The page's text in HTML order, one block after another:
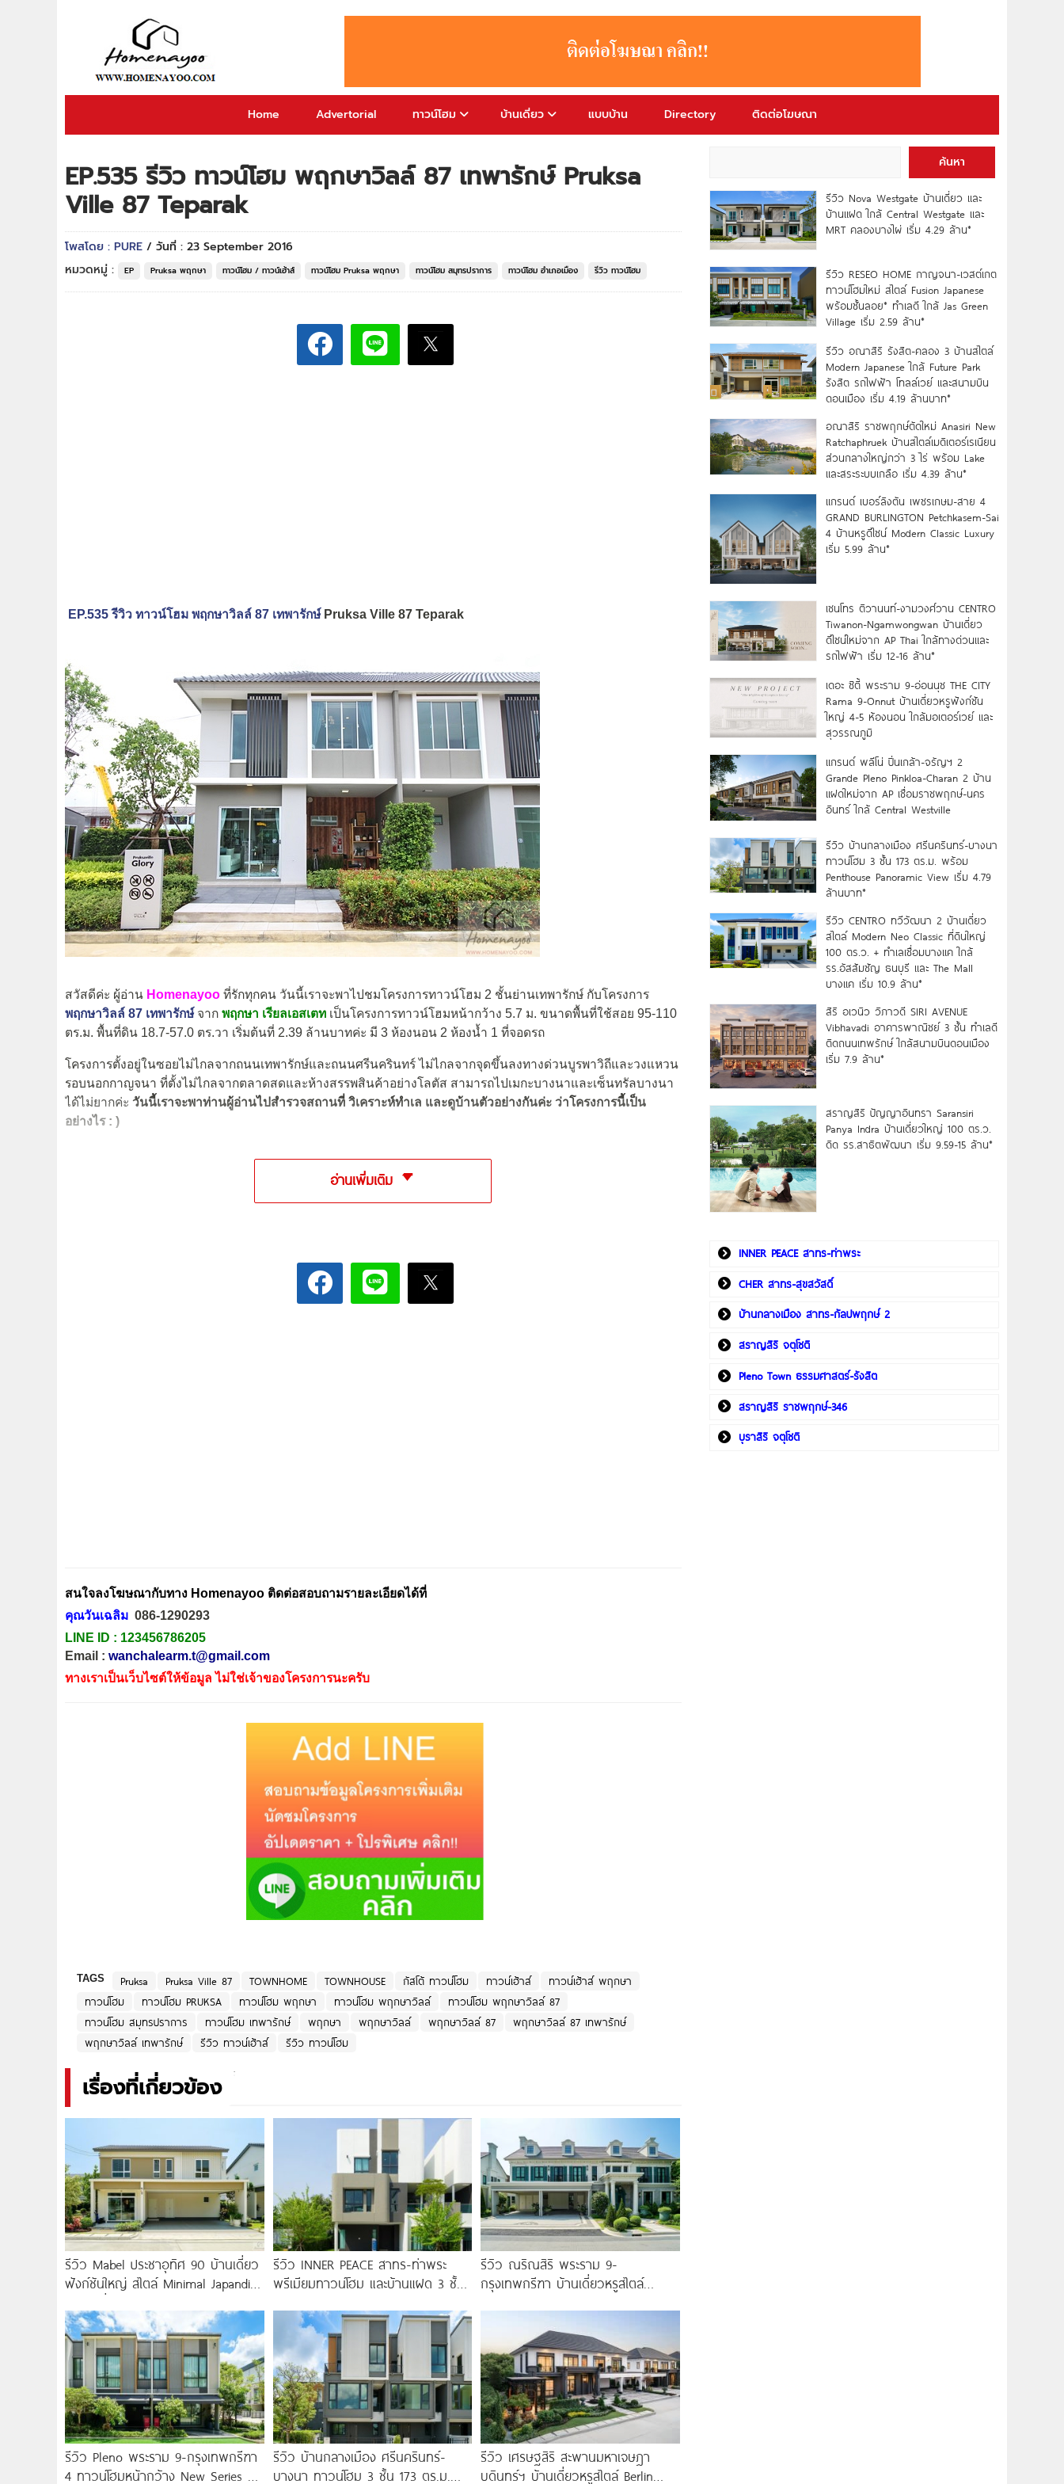
Home Advertorial ทาวน์โฮม บ้านเดี่ยว แบบบ้าน Directory ติดต่อโฆษณา
EP.535 รีวิว ทาวน์โฮม พฤกษาวิลล์ 87 เทพารักษ์ Pruksa
Ville 87 Teparak
โพสโดย : PURE / วันที่ : 23 September 2016
หมวดหมู่ :
EP Pruksa พฤกษา ทาวน์โฮม / ทาวน์เฮ้าส์ ทาวน์โฮม Pruksa พฤกษา ทาวน์โฮม สมุทรปราการ ทาวน์โฮม อำเภอเมือง รีวิว ทาวน์โฮม
EP.535 รีวิว ทาวน์โฮม พฤกษาวิลล์ 87 เทพารักษ์Pruksa Ville 87 Teparak
สวัสดีค่ะ ผู้อ่าน Homenayoo ที่รักทุกคน วันนี้เราจะพาไปชมโครงการทาวน์โฮม 2 ชั้นย่านเทพารักษ์ กับโครงการ
พฤกษาวิลล์ 87 เทพารักษ์จาก พฤกษา เรียลเอสเตท เป็นโครงการทาวน์โฮมหน้ากว้าง 5.7 ม. ขนาดพื้นที่ใช้สอย 95-110
ตร.ม. พื้นที่ดิน 18.7-57.0 ตร.วา เริ่มต้นที่ 2.39 ล้านบาทค่ะ มี 3 ห้องนอน 2 ห้องน้ำ 1 ที่จอดรถ
โครงการตั้งอยู่ในซอยไม่ไกลจากถนนเทพารักษ์และถนนศรีนครินทร์ ไม่ไกลจากจุดขึ้นลงทางด่วนบูรพาวิถีและวงแหวน
รอบนอกกาญจนา ที่ตั้งไม่ไกลจากตลาดสดและห้างสรรพสินค้าอย่างโลตัส สามารถไปเมกะบางนาและเซ็นทรัลบางนา
ได้ไม่ยากค่ะ วันนี้เราจะพาท่านผู้อ่านไปสำรวจสถานที่ วิเคราะห์ทำเล และดูบ้านตัวอย่างกันค่ะ ว่าโครงการนี้เป็น
อย่างไร : )
อ่านเพิ่มเติม
สนใจลงโฆษณากับทาง Homenayoo ติดต่อสอบถามรายละเอียดได้ที่
คุณวันเฉลิม 086-1290293
LINE ID : 123456786205
Email : wanchalearm.t@gmail.com
ทางเราเป็นเว็บไซต์ให้ข้อมูล ไม่ใช่เจ้าของโครงการนะครับ
TAGS Pruksa Pruksa Ville 87 TOWNHOME TOWNHOUSE กัสโต้ ทาวน์โฮม ทาวน์เฮ้าส์
ทาวน์เฮ้าส์ พฤกษา
ทาวน์โฮม
ทาวน์โฮม PRUKSA ทาวน์โฮม พฤกษา ทาวน์โฮม พฤกษาวิลล์
ทาวน์โฮม พฤกษาวิลล์ 87
ทาวน์โฮม สมุทรปราการ
ทาวน์โฮม เทพารักษ์ พฤกษา พฤกษาวิลล์ พฤกษาวิลล์ 87
พฤกษาวิลล์ 87 เทพารักษ์
พฤกษาวิลล์ เทพารักษ์
รีวิว ทาวน์เฮ้าส์ รีวิว ทาวน์โฮม
เรื่องที่เกี่ยวข้อง
รีวิว Mabel ประชาอุทิศ 90 บ้านเดี่ยว
ฟังก์ชันใหญ่ สไตล์ Minimal Japandi
รีวิว INNER PEACE สาทร-ท่าพระ
พรีเมียมทาวน์โฮม และบ้านแฝด 3 ชั้น
รีวิว ณริณสิริ พระราม 9-
กรุงเทพกรีฑา บ้านเดี่ยวหรูสไตล์
รีวิว Pleno พระราม 9-กรุงเทพกรีฑา
4 ทาวน์โฮมหน้ากว้าง New Series สุด
รีวิว บ้านกลางเมือง ศรีนครินทร์-
บางนา ทาวน์โฮม 3 ชั้น 173 ตร.ม.
รีวิว เศรษฐสิริ สะพานมหาเจษฎา
บดินทร์ฯ บ้านเดี่ยวหรูสไตล์ Berlin
ค้นหา
รีวิว Nova Westgate บ้านเดี่ยว และ
บ้านแฝด ใกล้ Central Westgate และ
MRT คลองบางไผ่ เริ่ม 4.29 ล้าน*
รีวิว RESEO HOME กาญจนา-เวสต์เกต
ทาวน์โฮมใหม่ สไตล์ Fusion Japanese
พร้อมชั้นลอย* ทำเลดี ใกล้ Jas Green
Village เริ่ม 2.59 ล้าน*
รีวิว อณาสิริ รังสิต-คลอง 3 บ้านสไตล์
Modern Japanese ใกล้ Future Park
รังสิต รถไฟฟ้า โทลล์เวย์ และสนามบิน
ดอนเมือง เริ่ม 4.19 ล้านบาท*
อณาสิริ ราชพฤกษ์ตัดใหม่ Anasiri New
Ratchaphruek บ้านสไตล์เมดิเตอร์เรเนียน
ส่วนกลางใหญ่กว่า 3 ไร่ พร้อม Lake
และสระระบบเกลือ เริ่ม 4.39 ล้าน*
แกรนด์ เบอร์ลิงตัน เพชรเกษม-สาย 4
GRAND BURLINGTON Petchkasem-Sai
4 บ้านหรูดีไซน์ Modern Classic Luxury
เริ่ม 5.99 ล้าน*
เซนโทร ติวานนท์-งามวงศ์วาน CENTRO
Tiwanon-Ngamwongwan บ้านเดี่ยว
ดีไซน์ใหม่จาก AP Thai ใกล้ทางด่วนและ
รถไฟฟ้า เริ่ม 12-16 ล้าน*
เดอะ ซิตี้ พระราม 9-อ่อนนุช THE CITY
Rama 9-Onnut บ้านเดี่ยวหรูฟังก์ชัน
ใหญ่ 4-5 ห้องนอน ใกล้มอเตอร์เวย์ และ
สุวรรณภูมิ
แกรนด์ พลีโน่ ปิ่นเกล้า-จรัญฯ 2
Grande Pleno Pinkloa-Charan 2 บ้าน
แฝดใหม่จาก AP เชื่อมราชพฤกษ์-นคร
อินทร์ ใกล้ Central Westville
รีวิว บ้านกลางเมือง ศรีนครินทร์-บางนา
ทาวน์โฮม 3 ชั้น 173 ตร.ม. พร้อม
Penthouse Panoramic View เริ่ม 4.79
ล้านบาท*
รีวิว CENTRO ทวีวัฒนา 2 บ้านเดี่ยว
สไตล์ Modern Neo Classic ที่ดินใหญ่
100 ตร.ว. + ทำเลเชื่อมบางแค ใกล้
รร.อัสสัมชัญ ธนบุรี และ The Mall
บางแค เริ่ม 10.9 ล้าน*
สิริ อเวนิว วิภาวดี SIRI AVENUE
Vibhavadi อาคารพาณิชย์ 3 ชั้น ทำเลดี
ติดถนนเทพรักษ์ ใกล้สนามบินดอนเมือง
เริ่ม 7.9 ล้าน*
สราญสิริ ปัญญาอินทรา Saransiri
Panya Indra บ้านเดี่ยวใหญ่ 100 ตร.ว.
ดิด รร.สาธิตพัฒนา เริ่ม 9.59-15 ล้าน*
INNER PEACE สาทร-ท่าพระ
CHER สาทร-สุขสวัสดิ์
บ้านกลางเมือง สาทร-กัลปพฤกษ์ 2
สราญสิริ จตุโชติ
Pleno Town ธรรมศาสตร์-รังสิต
สราญสิริ ราชพฤกษ์-346
บุราสิริ จตุโชติ